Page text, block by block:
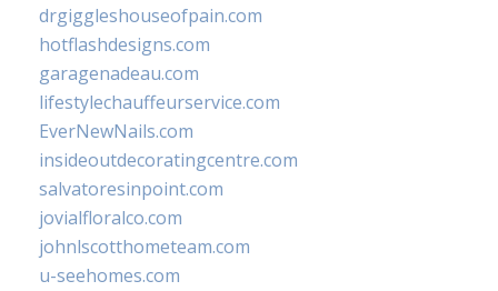
drgiggleshouseofpain.com
hotflashdesigns.com
garagenadeau.com
lifestylechauffeurservice.com
EverNewNails.com
insideoutdecoratingcentre.com
salvatoresinpoint.com
jovialfloralco.com
johnlscotthometeam.com
u-seehomes.com